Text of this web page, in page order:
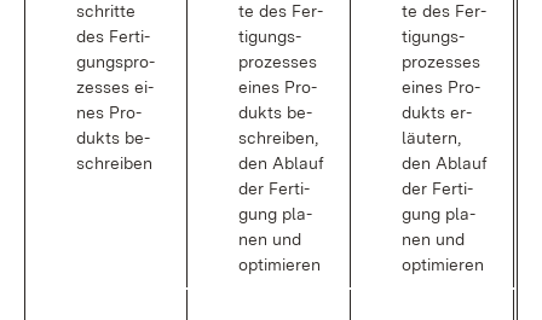
schrit­te
des Fer­ti­
gungs­pro­
zes­ses ei­
nes Pro­
dukts be­
schrei­ben
te des Fer­
ti­gungs­
pro­zes­ses
ei­nes Pro­
dukts be­
schrei­ben,
den Ab­lauf
der Fer­ti­
gung pla­
nen und
op­ti­mie­ren
te des Fer­
ti­gungs­
pro­zes­ses
ei­nes Pro­
dukts er­
läu­tern,
den Ab­lauf
der Fer­ti­
gung pla­
nen und
op­ti­mie­ren